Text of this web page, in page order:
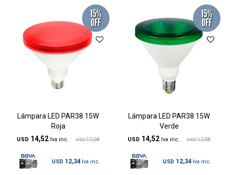
Lámpara LED PAR38 15W
Roja
USD 14,52 USD 17,08
USD 12,34
Lámpara LED PAR38 15W
Verde
USD 14,52 USD 17,08
USD 12,34